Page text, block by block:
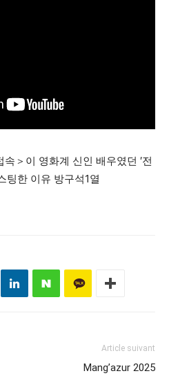
＞이 영화계 신인 배우였던 ′전
팅한 이유 방구석1열
Article suivant
Mang’azur 2025